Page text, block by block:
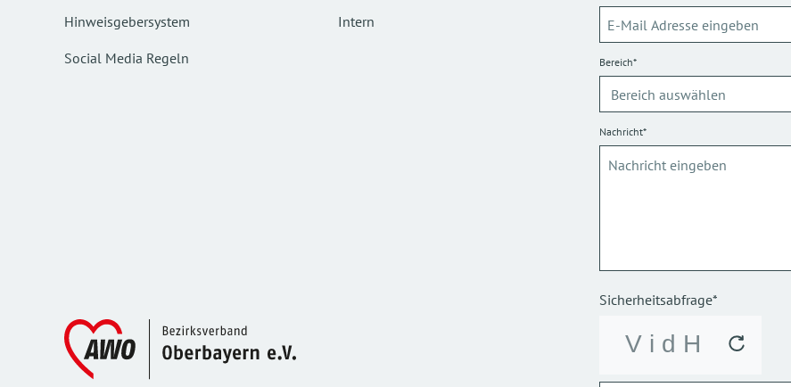
Hinweisgebersystem
Social Media Regeln
Intern
Bereich*
Nachricht*
Sicherheitsabfrage*